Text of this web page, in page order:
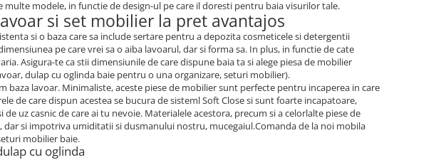
multe modele, in functie de design-ul pe care il doresti pentru baia visurilor tale.
si set mobilier la pret avantajos
si o baza care sa include sertare pentru a depozita cosmeticele si detergentii
pe care vrei sa o aiba lavoarul, dar si forma sa. In plus, in functie de cate
Asigura-te ca stii dimensiunile de care dispune baia ta si alege piesa de mobilier
dulap cu oglinda baie pentru o una organizare, seturi mobilier).
baza lavoar. Minimaliste, aceste piese de mobilier sunt perfecte pentru incaperea in care
de care dispun acestea se bucura de sisteml Soft Close si sunt foarte incapatoare,
uz casnic de care ai tu nevoie. Materialele acestora, precum si a celorlalte piese de
si impotriva umiditatii si dusmanului nostru, mucegaiul.Comanda de la noi mobila
mobilier baie.
cu oglinda